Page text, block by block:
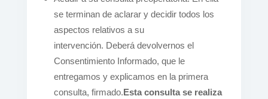
se terminan de aclarar y decidir todos los
aspectos relativos a su
intervención. Deberá devolvernos el
Consentimiento Informado, que le
entregamos y explicamos en la primera
consulta, firmado.Esta consulta se realiza